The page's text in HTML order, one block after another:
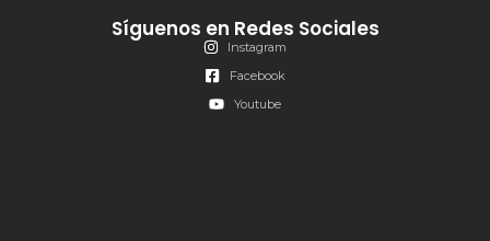
Síguenos en Redes Sociales
Instagram
Facebook
Youtube